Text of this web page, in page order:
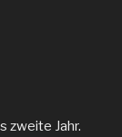
zweite Jahr.